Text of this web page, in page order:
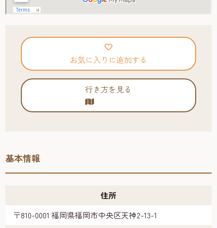
お気に入りに追加する
行き方を見る
基本情報
住所
〒810-0001 福岡県福岡市中央区天神2-13-1